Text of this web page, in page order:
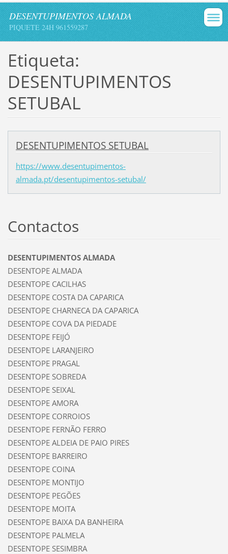
DESENTUPIMENTOS ALMADA
PIQUETE 24H 961559287
Etiqueta:
DESENTUPIMENTOS
SETUBAL
DESENTUPIMENTOS SETUBAL
https://www.desentupimentos-
almada.pt/desentupimentos-setubal/
Contactos
DESENTUPIMENTOS ALMADA
DESENTOPE ALMADA
DESENTOPE CACILHAS
DESENTOPE COSTA DA CAPARICA
DESENTOPE CHARNECA DA CAPARICA
DESENTOPE COVA DA PIEDADE
DESENTOPE FEIJÓ
DESENTOPE LARANJEIRO
DESENTOPE PRAGAL
DESENTOPE SOBREDA
DESENTOPE SEIXAL
DESENTOPE AMORA
DESENTOPE CORROIOS
DESENTOPE FERNÃO FERRO
DESENTOPE ALDEIA DE PAIO PIRES
DESENTOPE BARREIRO
DESENTOPE COINA
DESENTOPE MONTIJO
DESENTOPE PEGÕES
DESENTOPE MOITA
DESENTOPE BAIXA DA BANHEIRA
DESENTOPE PALMELA
DESENTOPE SESIMBRA